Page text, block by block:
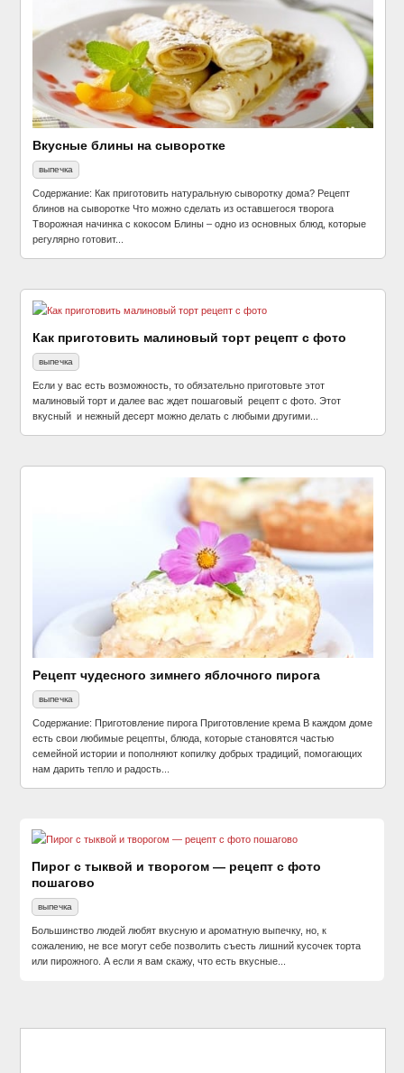
Вкусные блины на сыворотке
выпечка
Содержание: Как приготовить натуральную сыворотку дома? Рецепт
блинов на сыворотке Что можно сделать из оставшегося творога
Творожная начинка с кокосом Блины – одно из основных блюд, которые
регулярно готовит...
Как приготовить малиновый торт рецепт с фото
выпечка
Если у вас есть возможность, то обязательно приготовьте этот
малиновый торт и далее вас ждет пошаговый рецепт с фото. Этот
вкусный и нежный десерт можно делать с любыми другими...
Рецепт чудесного зимнего яблочного пирога
выпечка
Содержание: Приготовление пирога Приготовление крема В каждом доме
есть свои любимые рецепты, блюда, которые становятся частью
семейной истории и пополняют копилку добрых традиций, помогающих
нам дарить тепло и радость...
Пирог с тыквой и творогом — рецепт с фото
пошагово
выпечка
Большинство людей любят вкусную и ароматную выпечку, но, к
сожалению, не все могут себе позволить съесть лишний кусочек торта
или пирожного. А если я вам скажу, что есть вкусные...